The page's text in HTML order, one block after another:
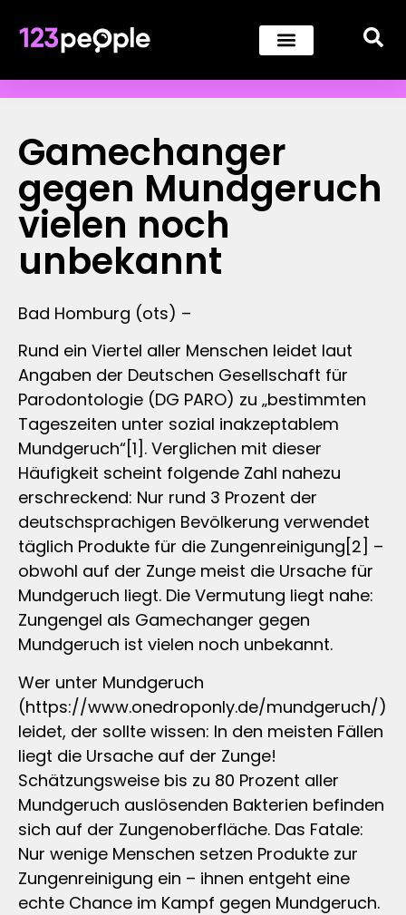
Gamechanger
gegen Mundgeruch
vielen noch
unbekannt
Bad Homburg (ots) –
Rund ein Viertel aller Menschen leidet laut
Angaben der Deutschen Gesellschaft für
Parodontologie (DG PARO) zu „bestimmten
Tageszeiten unter sozial inakzeptablem
Mundgeruch“[1]. Verglichen mit dieser
Häufigkeit scheint folgende Zahl nahezu
erschreckend: Nur rund 3 Prozent der
deutschsprachigen Bevölkerung verwendet
täglich Produkte für die Zungenreinigung[2] –
obwohl auf der Zunge meist die Ursache für
Mundgeruch liegt. Die Vermutung liegt nahe:
Zungengel als Gamechanger gegen
Mundgeruch ist vielen noch unbekannt.
Wer unter Mundgeruch
(https://www.onedroponly.de/mundgeruch/)
leidet, der sollte wissen: In den meisten Fällen
liegt die Ursache auf der Zunge!
Schätzungsweise bis zu 80 Prozent aller
Mundgeruch auslösenden Bakterien befinden
sich auf der Zungenoberfläche. Das Fatale:
Nur wenige Menschen setzen Produkte zur
Zungenreinigung ein – ihnen entgeht eine
echte Chance im Kampf gegen Mundgeruch.